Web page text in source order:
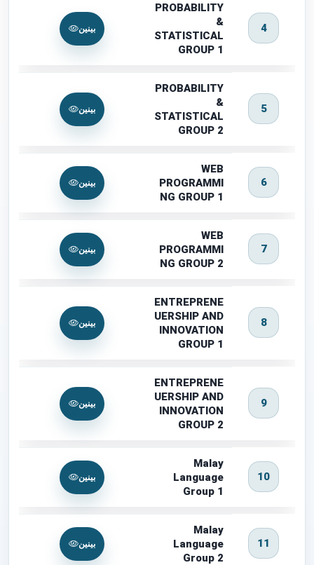
4
PROBABILITY
&
STATISTICAL
GROUP 1
بینین
5
PROBABILITY
&
STATISTICAL
GROUP 2
بینین
6
WEB
PROGRAMMI
NG GROUP 1
بینین
7
WEB
PROGRAMMI
NG GROUP 2
بینین
8
ENTREPRENE
UERSHIP AND
INNOVATION
GROUP 1
بینین
9
ENTREPRENE
UERSHIP AND
INNOVATION
GROUP 2
بینین
10
Malay
Language
Group 1
بینین
11
Malay
Language
Group 2
بینین